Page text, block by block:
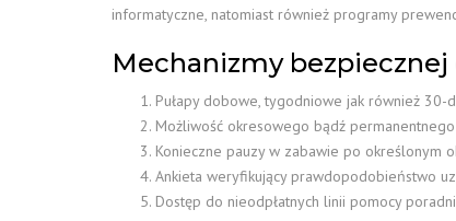
informatyczne, natomiast również programy
Mechanizmy bezpiecznej
Pułapy dobowe, tygodniowe jak również 30-
Możliwość okresowego bądź
Konieczne pauzy w zabawie po określonym
Ankieta weryfikujący prawdopodobieństwo
Dostęp do nieodpłatnych linii pomocy